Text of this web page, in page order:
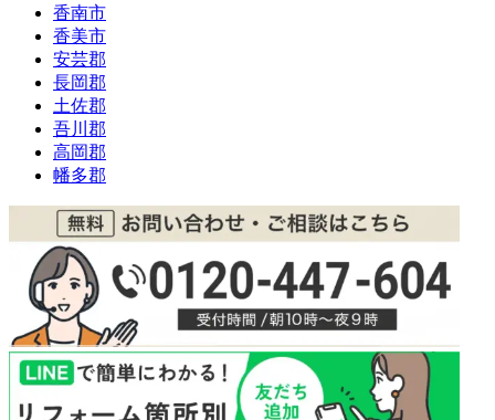
香南市
香美市
安芸郡
長岡郡
土佐郡
吾川郡
高岡郡
幡多郡